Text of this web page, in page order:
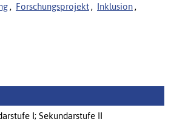
, Forschungsprojekt , Inklusion ,
I; Sekundarstufe II